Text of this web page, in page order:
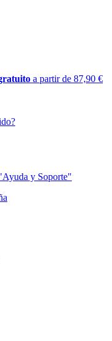
a partir de 87,90 €
y Soporte"